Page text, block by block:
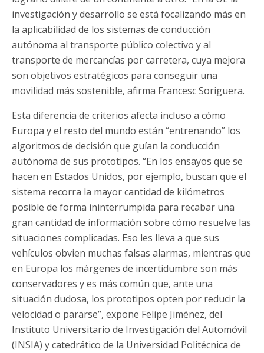
investigación y desarrollo se está focalizando más en
la aplicabilidad de los sistemas de conducción
autónoma al transporte público colectivo y al
transporte de mercancías por carretera, cuya mejora
son objetivos estratégicos para conseguir una
movilidad más sostenible, afirma Francesc Soriguera.
Esta diferencia de criterios afecta incluso a cómo
Europa y el resto del mundo están “entrenando” los
algoritmos de decisión que guían la conducción
autónoma de sus prototipos. “En los ensayos que se
hacen en Estados Unidos, por ejemplo, buscan que el
sistema recorra la mayor cantidad de kilómetros
posible de forma ininterrumpida para recabar una
gran cantidad de información sobre cómo resuelve las
situaciones complicadas. Eso les lleva a que sus
vehículos obvien muchas falsas alarmas, mientras que
en Europa los márgenes de incertidumbre son más
conservadores y es más común que, ante una
situación dudosa, los prototipos opten por reducir la
velocidad o pararse”, expone Felipe Jiménez, del
Instituto Universitario de Investigación del Automóvil
(INSIA) y catedrático de la Universidad Politécnica de